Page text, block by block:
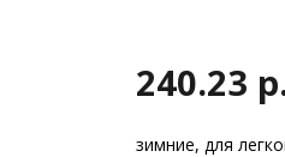
240.23
зимние, для